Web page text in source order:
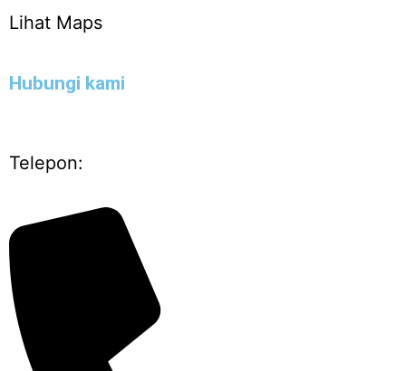
Lihat Maps
Hubungi kami
Telepon: